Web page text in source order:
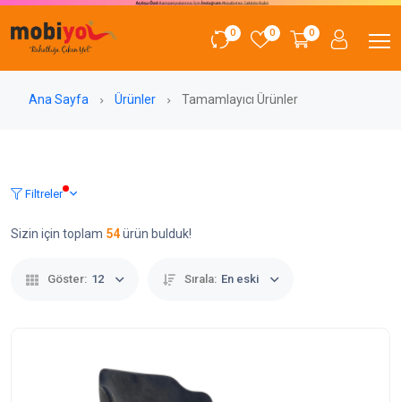
0 0 0
Ana Sayfa Ürünler Tamamlayıcı Ürünler
Filtreler
Sizin için toplam 54ürün bulduk!
Göster: 12 Sırala: En eski